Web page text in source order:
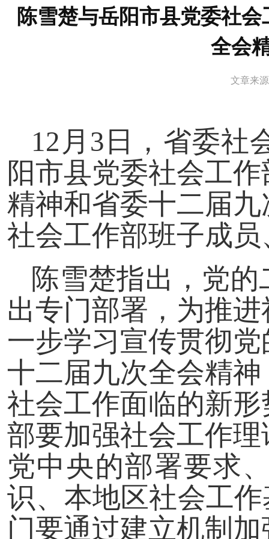
陈雪楚与岳阳市县党委社
全会
文章来
12月3日，省委社
阳市县党委社会工
精神和省委十二届
社会工作部班子成
陈雪楚指出，党
出专门部署，为推
一步学习宣传贯彻
十二届九次全会精
社会工作面临的新
部要加强社会工作
党中央的部署要求
识、本地区社会工
门要通过建立机制